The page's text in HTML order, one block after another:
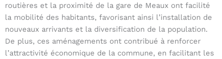
routières et la proximité de la gare de Meaux ont facilité
la mobilité des habitants, favorisant ainsi l’installation de
nouveaux arrivants et la diversification de la population.
De plus, ces aménagements ont contribué à renforcer
l’attractivité économique de la commune, en facilitant les